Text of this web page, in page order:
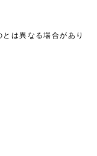
は異なる場合があり